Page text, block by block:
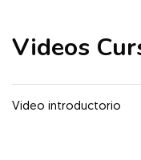
Videos
Video introductorio